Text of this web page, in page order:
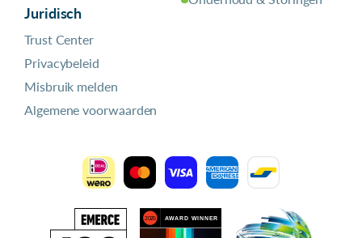
Juridisch
Trust Center
Privacybeleid
Misbruik melden
Algemene voorwaarden